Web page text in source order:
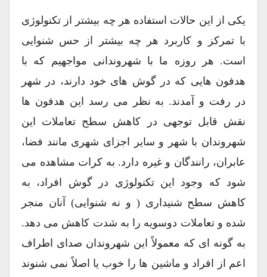
یکی از این حالات استفاده هر چه بیشتر از تکنولوژی
با تمرکز و کاربرد هر چه بیشتر از حس شنوایی
است. هر روزه ما با شهروندانی مواجهیم که با
هدفون هایی که در گوش های خود دارند، در شهر
در رفت و آمدند. به نظر می رسد این هدفون ها
نقش قابل توجهی در کاهش سطح تعاملات این
شهروندان با شهر و سایر اجزای شهری مانند فضا،
عابران، رانندگان و غیره دارد. به کرات مشاهده می
شود که وجود این تکنولوژی در گوش افراد، به
کاهش سطح شنیداری ( و نه شنوایی) آنان منجر
شده و تعاملات دوسویه را به شدت کاهش می دهد.
به گونه ای که معمولاً این شهروندان صدای اطراف
اعم از افراد و ماشین ها را خوب یا اصلاً نمی شنوند